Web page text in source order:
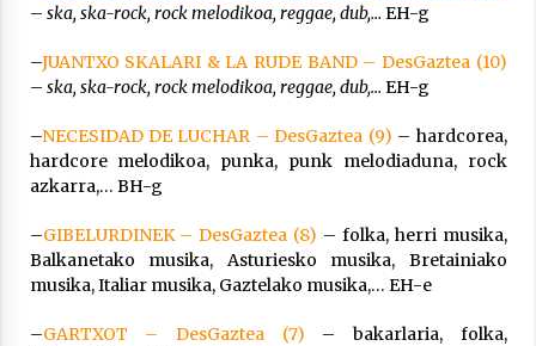
– ska, ska-rock, rock melodikoa, reggae, dub,… EH-g
–JUANTXO SKALARI & LA RUDE BAND – DesGaztea (10)
– ska, ska-rock, rock melodikoa, reggae, dub,… EH-g
–NECESIDAD DE LUCHAR – DesGaztea (9) – hardcorea,
hardcore melodikoa, punka, punk melodiaduna, rock
azkarra,… BH-g
–GIBELURDINEK – DesGaztea (8) – folka, herri musika,
Balkanetako musika, Asturiesko musika, Bretainiako
musika, Italiar musika, Gaztelako musika,… EH-e
–GARTXOT – DesGaztea (7) – bakarlaria, folka,